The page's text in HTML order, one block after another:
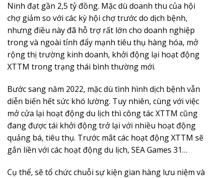
Ninh đạt gần 2,5 tỷ đồng. Mặc dù doanh thu của hội
chợ giảm so với các kỳ hội chợ trước do dịch bệnh,
nhưng điều này đã hỗ trợ rất lớn cho doanh nghiệp
trong và ngoài tỉnh đẩy mạnh tiêu thụ hàng hóa, mở
rộng thị trường kinh doanh, khởi động lại hoạt động
XTTM trong trạng thái bình thường mới.
Bước sang năm 2022, mặc dù tình hình dịch bệnh vẫn
diễn biến hết sức khó lường. Tuy nhiên, cùng với việc
mở cửa lại hoạt động du lịch thì công tác XTTM cũng
đang được tái khởi động trở lại với nhiều hoạt động
quảng bá, tiêu thụ. Trước mắt các hoạt động XTTM sẽ
gắn liền với các hoạt động du lịch, SEA Games 31…
Cụ thể, sẽ tổ chức chuỗi sự kiện gian hàng lưu niệm và